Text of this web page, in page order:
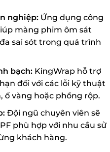
nghiệp:Ứng dụng công
màng phim ôm sát
sai sót trong quá trình
bạch:KingWrap hỗ trợ
đối với các lỗi kỹ thuật
vàng hoặc phồng rộp.
Đội ngũ chuyên viên sẽ
phù hợp với nhu cầu sử
khách hàng.